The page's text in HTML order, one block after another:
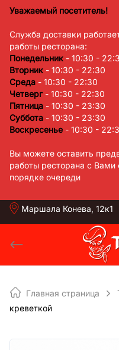
Уважаемый посетитель!
Служба доставки
работы ресторана:
Понедельник - 10:30 -
Вторник - 10:30 - 22:30
Среда - 10:30 - 22:30
Четверг- 10:30 - 22:30
Пятница - 10:30 - 23:30
Суббота - 10:30 - 23:30
Воскресенье - 10:30 -
Вы можете оставить
работы ресторана с
порядке очереди
Skip
content
Маршала Конева, 12к1
Главная страница
креветкой